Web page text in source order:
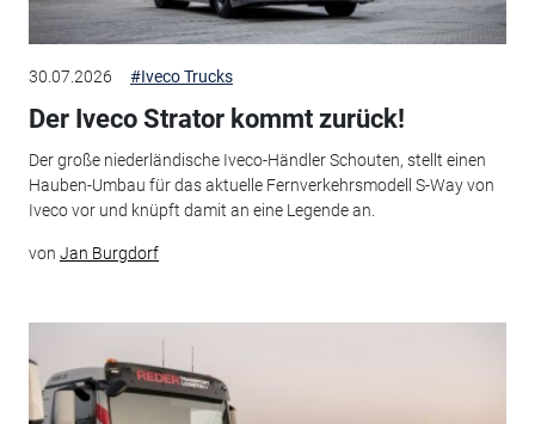
30.07.2026 #Iveco Trucks
Der Iveco Strator kommt zurück!
Der große niederländische Iveco-Händler Schouten, stellt einen
Hauben-Umbau für das aktuelle Fernverkehrsmodell S-Way von
Iveco vor und knüpft damit an eine Legende an.
von Jan Burgdorf